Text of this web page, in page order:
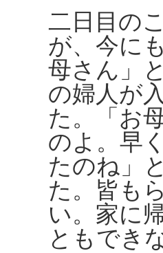
二日目の
が、今に
母さん」
の婦人が
た。「お
のよ。早
たのね」
た。皆も
い。家に
ともでき